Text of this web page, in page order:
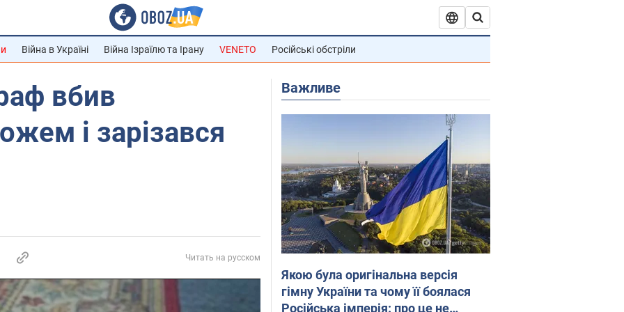
Війна в Україні Війна Ізраїлю та Ірану VENETO Російські обстріли
вбив
і зарізався
Читать на русском
Важливе
Якою була оригінальна версія
гімну України та чому її боялася
Російська імперія: про це не